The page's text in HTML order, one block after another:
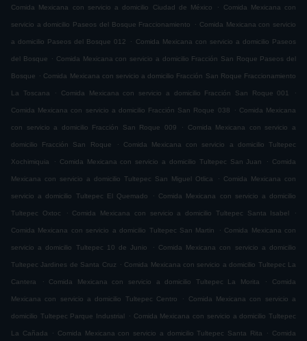
Comida Mexicana con servicio a domicilio Ciudad de México . Comida Mexicana con
servicio a domicilio Paseos del Bosque Fraccionamiento . Comida Mexicana con servicio
a domicilio Paseos del Bosque 012 . Comida Mexicana con servicio a domicilio Paseos
del Bosque . Comida Mexicana con servicio a domicilio Fracción San Roque Paseos del
Bosque . Comida Mexicana con servicio a domicilio Fracción San Roque Fraccionamiento
La Toscana . Comida Mexicana con servicio a domicilio Fracción San Roque 001 .
Comida Mexicana con servicio a domicilio Fracción San Roque 038 . Comida Mexicana
con servicio a domicilio Fracción San Roque 009 . Comida Mexicana con servicio a
domicilio Fracción San Roque . Comida Mexicana con servicio a domicilio Tultepec
Xochimiquia . Comida Mexicana con servicio a domicilio Tultepec San Juan . Comida
Mexicana con servicio a domicilio Tultepec San Miguel Otlica . Comida Mexicana con
servicio a domicilio Tultepec El Quemado . Comida Mexicana con servicio a domicilio
Tultepec Oxtoc . Comida Mexicana con servicio a domicilio Tultepec Santa Isabel .
Comida Mexicana con servicio a domicilio Tultepec San Martin . Comida Mexicana con
servicio a domicilio Tultepec 10 de Junio . Comida Mexicana con servicio a domicilio
Tultepec Jardines de Santa Cruz . Comida Mexicana con servicio a domicilio Tultepec La
Cantera . Comida Mexicana con servicio a domicilio Tultepec La Morita . Comida
Mexicana con servicio a domicilio Tultepec Centro . Comida Mexicana con servicio a
domicilio Tultepec Parque Industrial . Comida Mexicana con servicio a domicilio Tultepec
La Cañada . Comida Mexicana con servicio a domicilio Tultepec Santa Rita . Comida